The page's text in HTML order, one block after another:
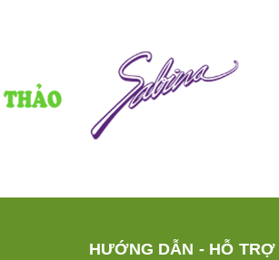
HƯỚNG DẪN - HỖ TRỢ